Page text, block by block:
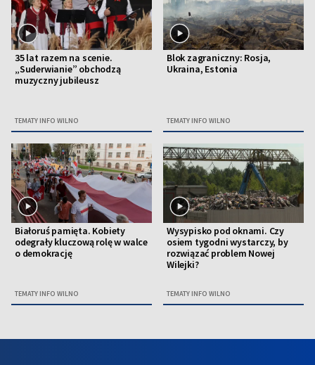
35 lat razem na scenie.
„Suderwianie” obchodzą
muzyczny jubileusz
TEMATY INFO WILNO
Blok zagraniczny: Rosja,
Ukraina, Estonia
TEMATY INFO WILNO
Białoruś pamięta. Kobiety
odegrały kluczową rolę w walce
o demokrację
TEMATY INFO WILNO
Wysypisko pod oknami. Czy
osiem tygodni wystarczy, by
rozwiązać problem Nowej
Wilejki?
TEMATY INFO WILNO